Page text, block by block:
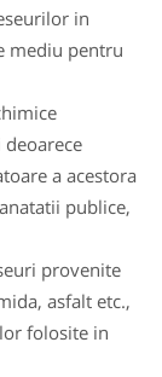
in
mediu pentru
deoarece
a acestora
publice,
provenite
asfalt etc.,
folosite in